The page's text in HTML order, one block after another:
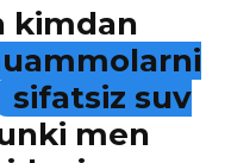
kimdan
sifatsiz suv
men